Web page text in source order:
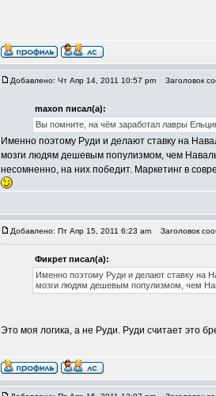
Добавлено: Чт Апр 14, 2011 10:57 pm Заголовок
maxon писал(а):
Вы помните, на чём заработал лавры
Именно поэтому Руди и делают ставку на
мозги людям дешевым популизмом, чем
несомненно, на них победит. Маркетинг в
Добавлено: Пт Апр 15, 2011 6:23 am Заголовок
Фикрет писал(а):
Именно поэтому Руди и делают ставку на
мозги людям дешевым популизмом, чем
Это моя логика, а не Руди. Руди считает это